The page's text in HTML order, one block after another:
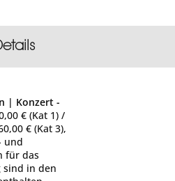
| Konzert -
€ (Kat 1) /
€ (Kat 3),
und
für das
sind in den